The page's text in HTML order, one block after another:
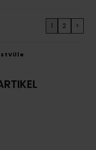
1 2 >